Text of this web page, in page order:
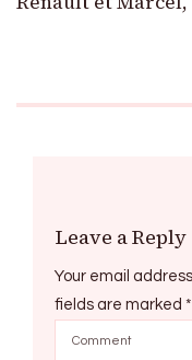
Leave a Reply
Your email
fields are marked *